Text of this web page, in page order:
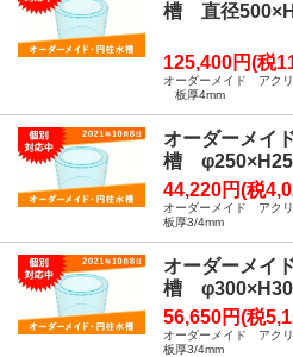
槽 直径
125,400円(税
オーダーメイド アク
板厚4mm
オーダーメイ
槽
44,220円(税
オーダーメイド アク
板厚3/4mm
オーダーメイ
槽
56,650円(税
オーダーメイド アク
板厚3/4mm